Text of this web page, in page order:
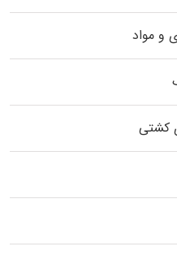
و مواد
کشتی